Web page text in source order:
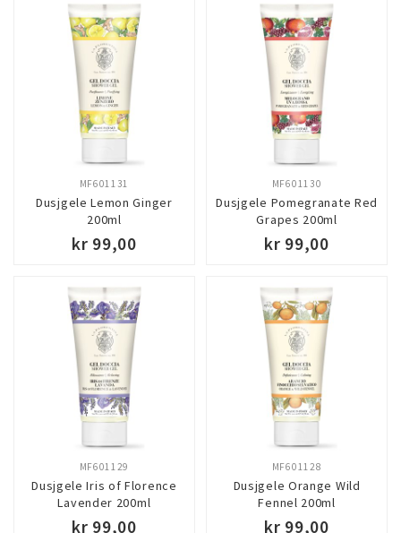
Dusjgele Lemon Ginger
200ml
MF601131
kr 99,00
Dusjgele Pomegranate Red
Grapes 200ml
MF601130
kr 99,00
Dusjgele Iris of Florence
Lavender 200ml
MF601129
kr 99,00
Dusjgele Orange Wild
Fennel 200ml
MF601128
kr 99,00